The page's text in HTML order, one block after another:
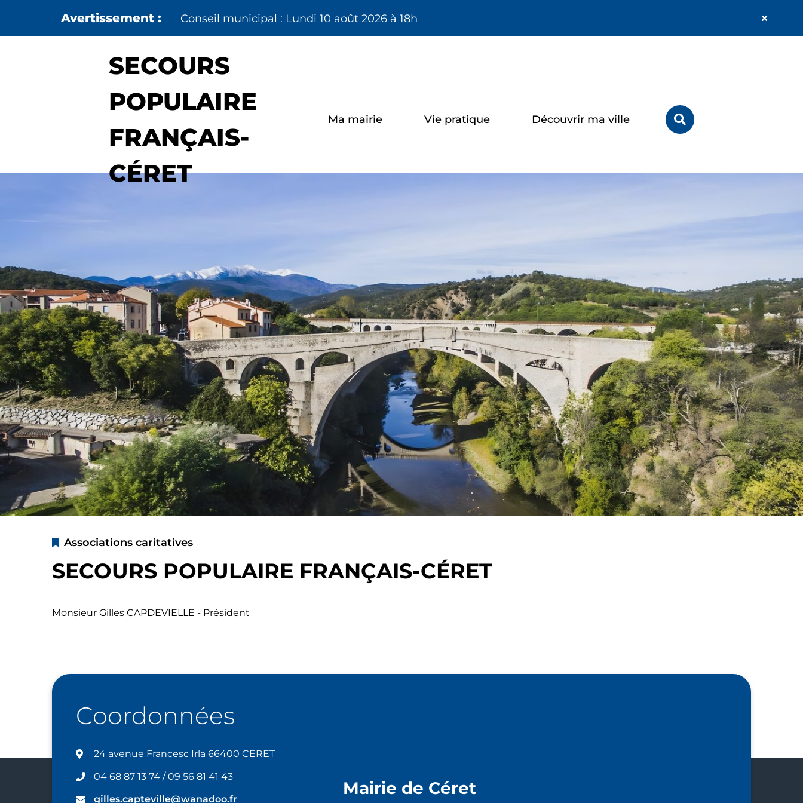
Conseil municipal : Lundi 10 août 2026 à 18h
Fermer
Info
SECOURS
POPULAIRE
FRANÇAIS-
CÉRET
Ma mairie Vie pratique Découvrir ma ville
sur
le
Associations caritatives
SECOURS POPULAIRE FRANÇAIS-CÉRET
Monsieur Gilles CAPDEVIELLE - Président
Coordonnées
24 avenue Francesc Irla 66400 CERET
04 68 87 13 74 / 09 56 81 41 43
gilles.capteville@wanadoo.fr
Mairie de Céret